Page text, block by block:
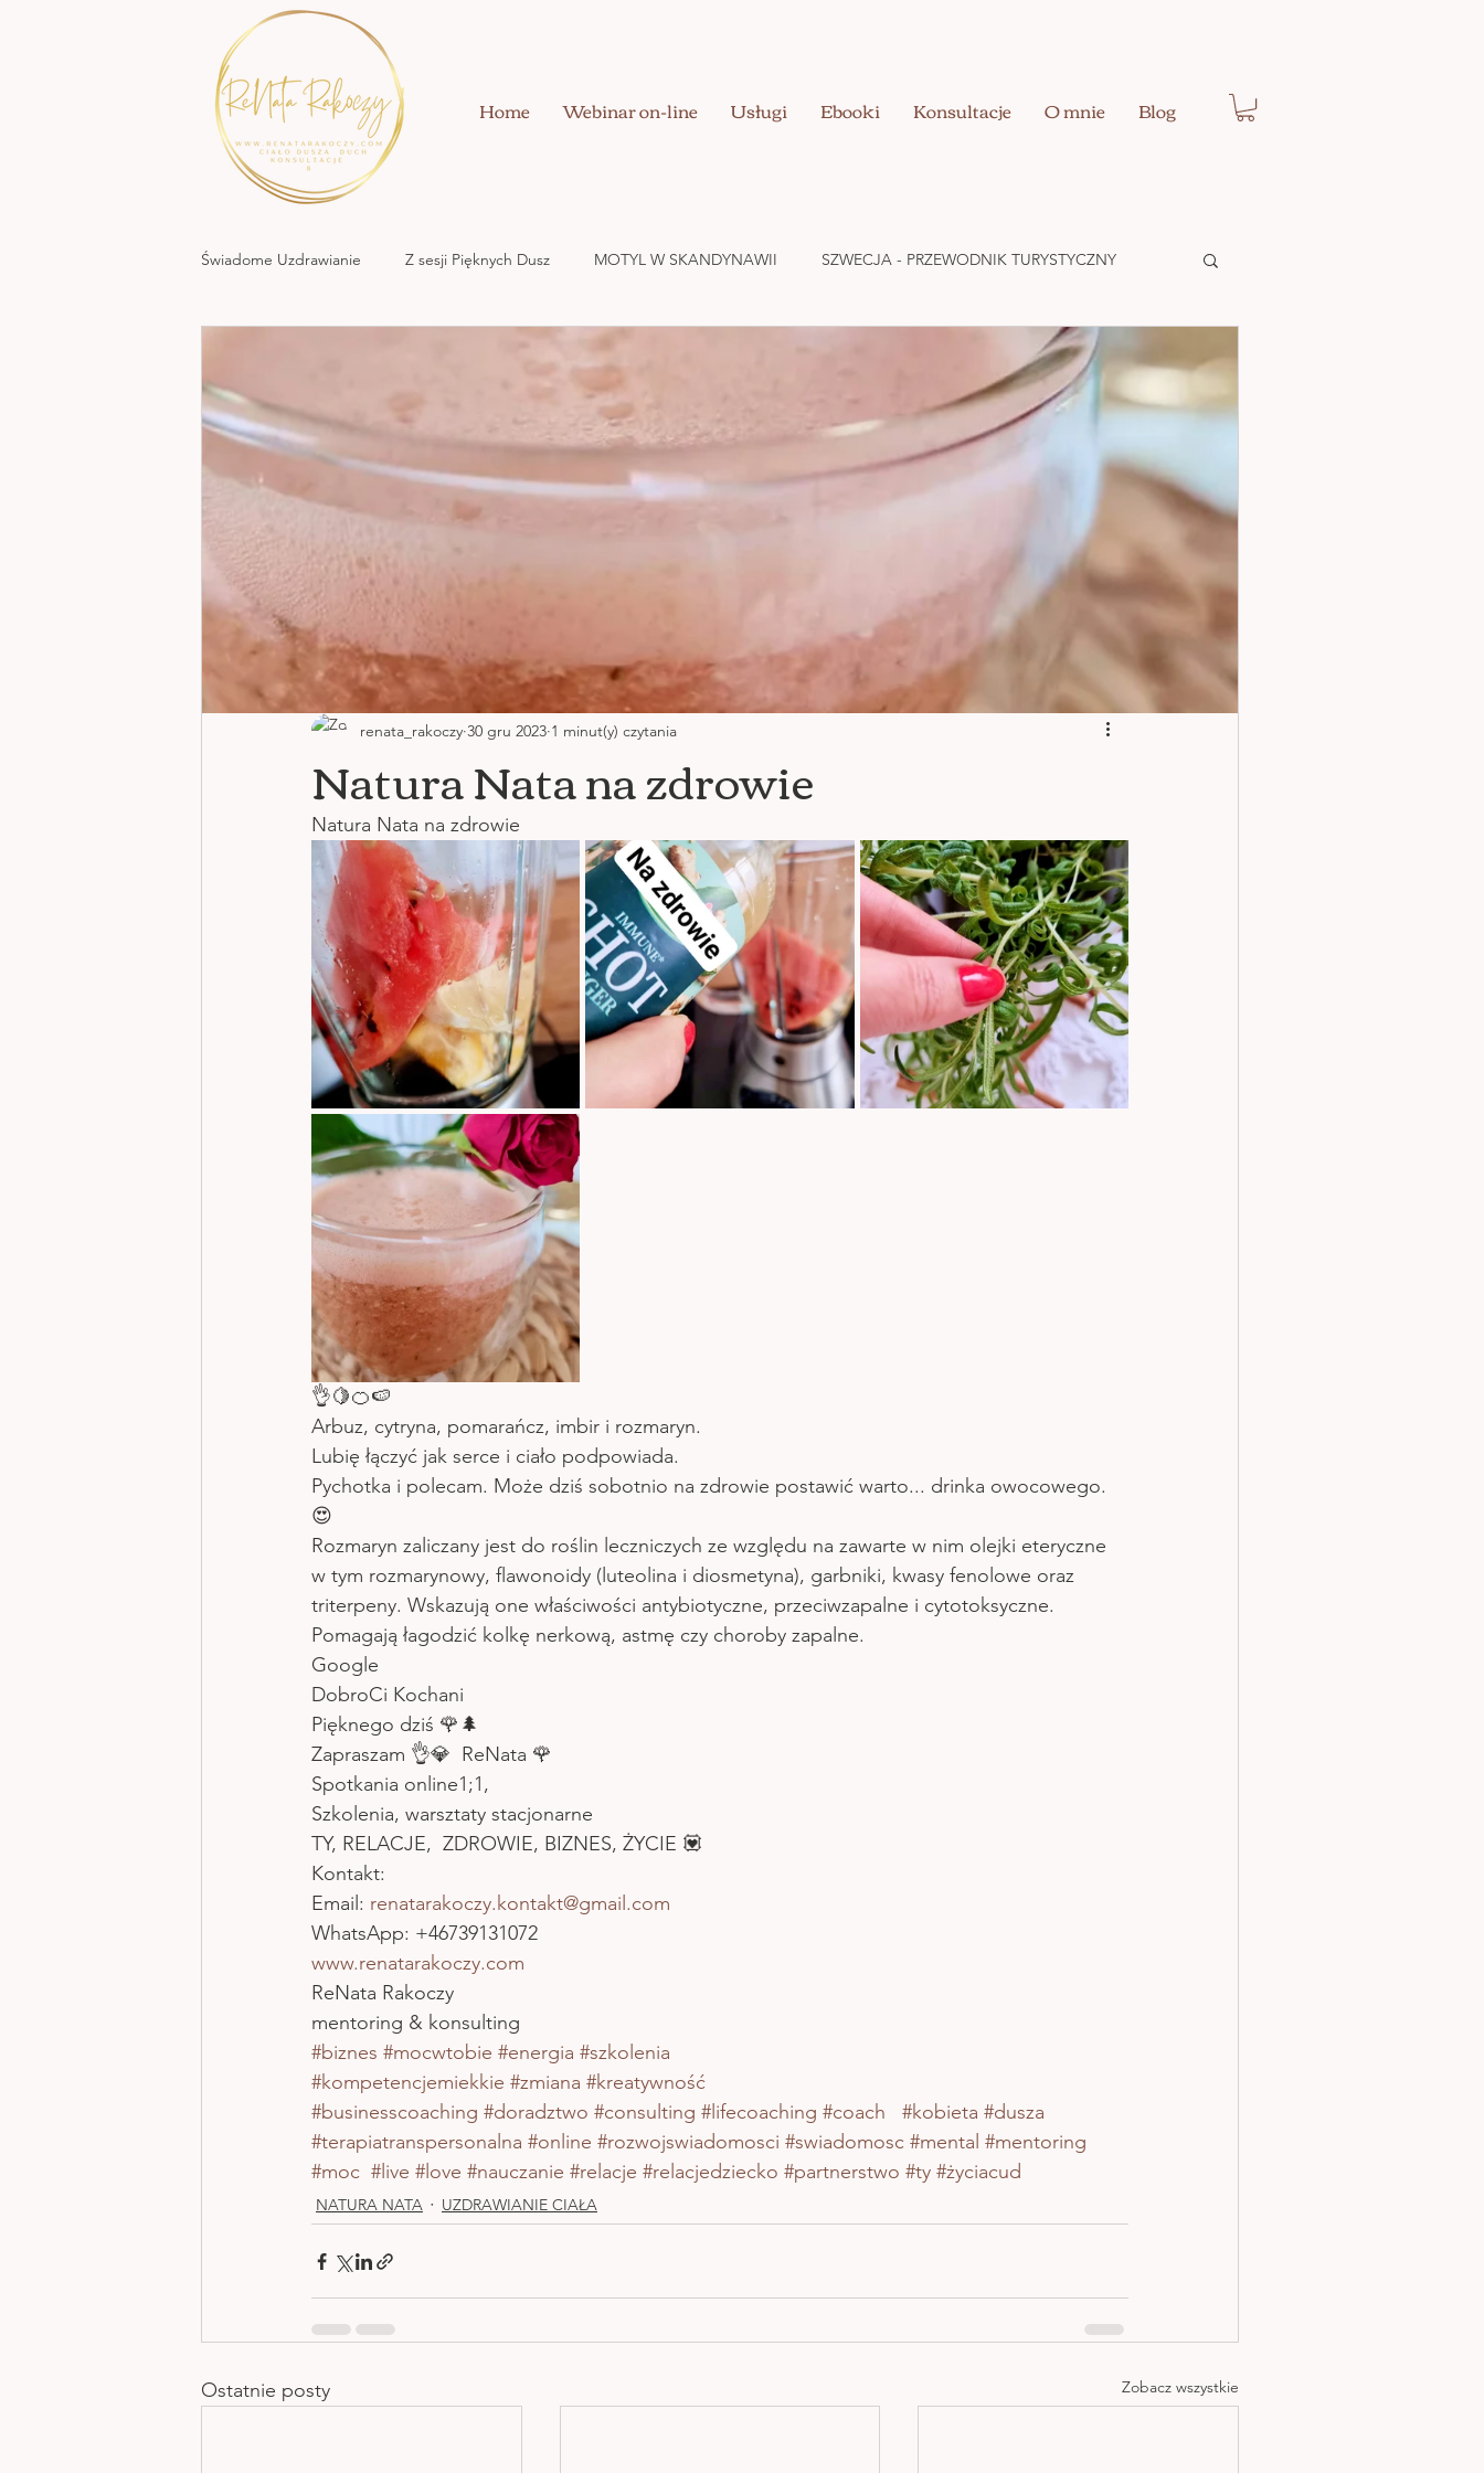
Home Webinar on-line Usługi Ebooki Konsultacje O mnie Blog
Świadome Uzdrawianie Z sesji Pięknych Dusz MOTYL W SKANDYNAWII SZWECJA - PRZEWODNIK TURYSTYCZNY
BIZNES W DOBREJ ENERGII
NATURA NATA
Natura Nata na zdrowie
renata_rakoczy 30 gru 2023 1 minut(y) czytania
Natura Nata na zdrowie
👌🍋🍊🍉
Arbuz, cytryna, pomarańcz, imbir i rozmaryn.
Lubię łączyć jak serce i ciało podpowiada.
Pychotka i polecam. Może dziś sobotnio na zdrowie postawić warto... drinka owocowego.
😍
Rozmaryn zaliczany jest do roślin leczniczych ze względu na zawarte w nim olejki eteryczne
w tym rozmarynowy, flawonoidy (luteolina i diosmetyna), garbniki, kwasy fenolowe oraz
triterpeny. Wskazują one właściwości antybiotyczne, przeciwzapalne i cytotoksyczne.
Pomagają łagodzić kolkę nerkową, astmę czy choroby zapalne.
Google
DobroCi Kochani
Pięknego dziś 🌹🌲
Zapraszam 👌💎  ReNata 🌹
Spotkania online1;1,
Szkolenia, warsztaty stacjonarne
TY, RELACJE,  ZDROWIE, BIZNES, ŻYCIE 💟
Kontakt:
Email: renatarakoczy.kontakt@gmail.com
WhatsApp: +46739131072
www.renatarakoczy.com
ReNata Rakoczy
mentoring & konsulting
#biznes #mocwtobie #energia #szkolenia
#kompetencjemiekkie #zmiana #kreatywność
#businesscoaching #doradztwo #consulting #lifecoaching #coach #kobieta #dusza
#terapiatranspersonalna #online #rozwojswiadomosci #swiadomosc #mental #mentoring
#moc #live #love #nauczanie #relacje #relacjedziecko #partnerstwo #ty #życiacud
NATURA NATA UZDRAWIANIE CIAŁA
Ostatnie posty Zobacz wszystkie